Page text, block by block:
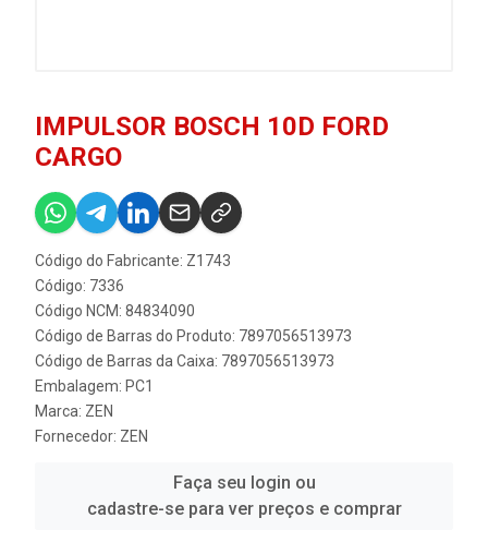
IMPULSOR BOSCH 10D FORD
CARGO
Código do Fabricante: Z1743
Código: 7336
Código NCM: 84834090
Código de Barras do Produto: 7897056513973
Código de Barras da Caixa: 7897056513973
Embalagem: PC1
Marca: ZEN
Fornecedor: ZEN
Faça seu login ou
cadastre-se para ver preços e comprar